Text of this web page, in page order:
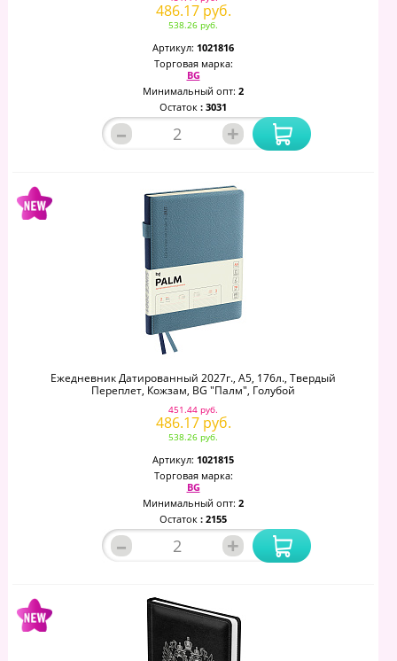
486.17 руб.
538.26 руб.
Артикул: 1021816
Торговая марка:
BG
Минимальный опт: 2
Остаток : 3031
– +
Ежедневник Датированный 2027г., А5, 176л., Твердый
Переплет, Кожзам, BG "Палм", Голубой
451.44 руб.
486.17 руб.
538.26 руб.
Артикул: 1021815
Торговая марка:
BG
Минимальный опт: 2
Остаток : 2155
– +